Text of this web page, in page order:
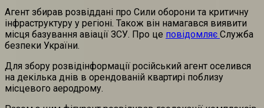
Агент збирав розвіддані про Сили оборони та критичну
інфраструктуру у регіоні. Також він намагався виявити
місця базування авіації ЗСУ. Про це повідомляє Служба
безпеки України.
Для збору розвідінформації російський агент оселився
на декілька днів в орендованій квартирі поблизу
місцевого аеродрому.